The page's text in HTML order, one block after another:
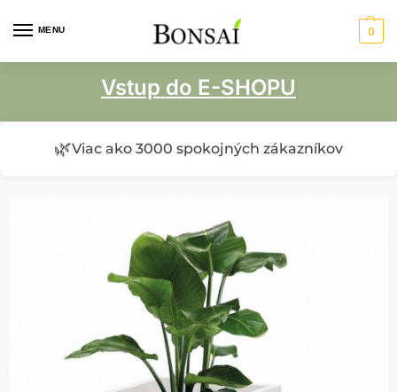
MENU 0
Vstup do E-SHOPU
🌿Viac ako 3000 spokojných zákazníkov